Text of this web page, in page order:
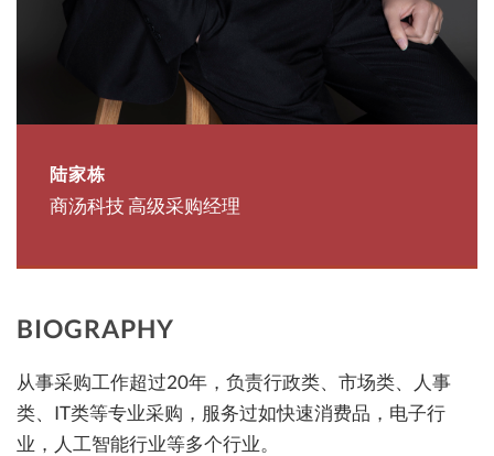
陆家栋
商汤科技 高级采购经理
BIOGRAPHY
从事采购工作超过20年，负责行政类、市场类、人事
类、IT类等专业采购，服务过如快速消费品，电子行
业，人工智能行业等多个行业。